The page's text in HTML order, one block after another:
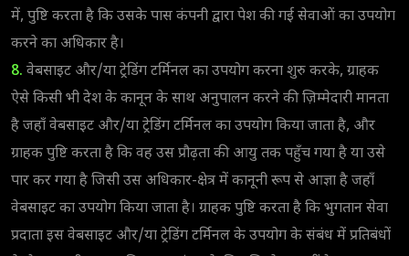
में, पुष्टि करता है कि उसके पास कंपनी द्वारा पेश की गई सेवाओं का उपयोग
करने का अधिकार है।
8. वेबसाइट और/या ट्रेडिंग टर्मिनल का उपयोग करना शुरु करके, ग्राहक
ऐसे किसी भी देश के कानून के साथ अनुपालन करने की ज़िम्मेदारी मानता
है जहाँ वेबसाइट और/या ट्रेडिंग टर्मिनल का उपयोग किया जाता है, और
ग्राहक पुष्टि करता है कि वह उस प्रौढ़ता की आयु तक पहुँच गया है या उसे
पार कर गया है जिसी उस अधिकार-क्षेत्र में कानूनी रूप से आज्ञा है जहाँ
वेबसाइट का उपयोग किया जाता है। ग्राहक पुष्टि करता है कि भुगतान सेवा
प्रदाता इस वेबसाइट और/या ट्रेडिंग टर्मिनल के उपयोग के संबंध में प्रतिबंधों